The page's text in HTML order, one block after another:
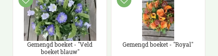
Gemengd boeket - "Veld
boeket blauw"
Gemengd boeket - "Royal"